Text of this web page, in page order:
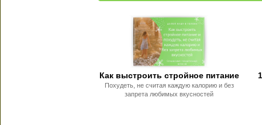
Как выстроить стройное питание
Похудеть, не считая каждую калорию и без
запрета любимых вкусностей